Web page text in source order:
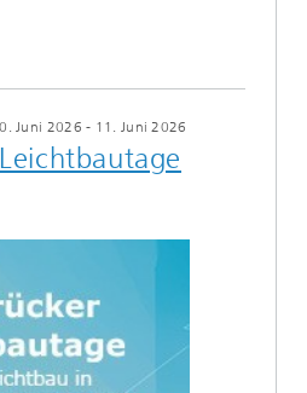
Juni 2026 - 11. Juni 2026